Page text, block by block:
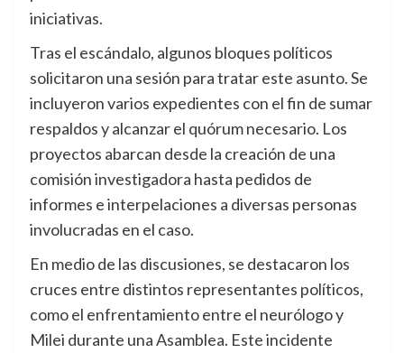
iniciativas.
Tras el escándalo, algunos bloques políticos
solicitaron una sesión para tratar este asunto. Se
incluyeron varios expedientes con el fin de sumar
respaldos y alcanzar el quórum necesario. Los
proyectos abarcan desde la creación de una
comisión investigadora hasta pedidos de
informes e interpelaciones a diversas personas
involucradas en el caso.
En medio de las discusiones, se destacaron los
cruces entre distintos representantes políticos,
como el enfrentamiento entre el neurólogo y
Milei durante una Asamblea. Este incidente